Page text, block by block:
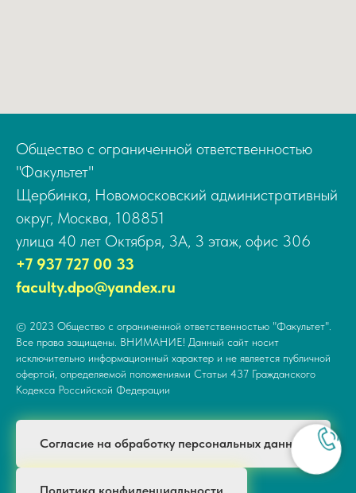
Общество с ограниченной ответственностью
"Факультет"
Щербинка, Новомосковский административный
округ, Москва, 108851
улица 40 лет Октября, 3А, 3 этаж, офис 306
+7 937 727 00 33
faculty.dpo@yandex.ru
© 2023 Общество с ограниченной ответственностью "Факультет".
Все права защищены. ВНИМАНИЕ! Данный сайт носит
исключительно информационный характер и не является публичной
офертой, определяемой положениями Статьи 437 Гражданского
Кодекса Российской Федерации
Согласие на обработку персональных данных